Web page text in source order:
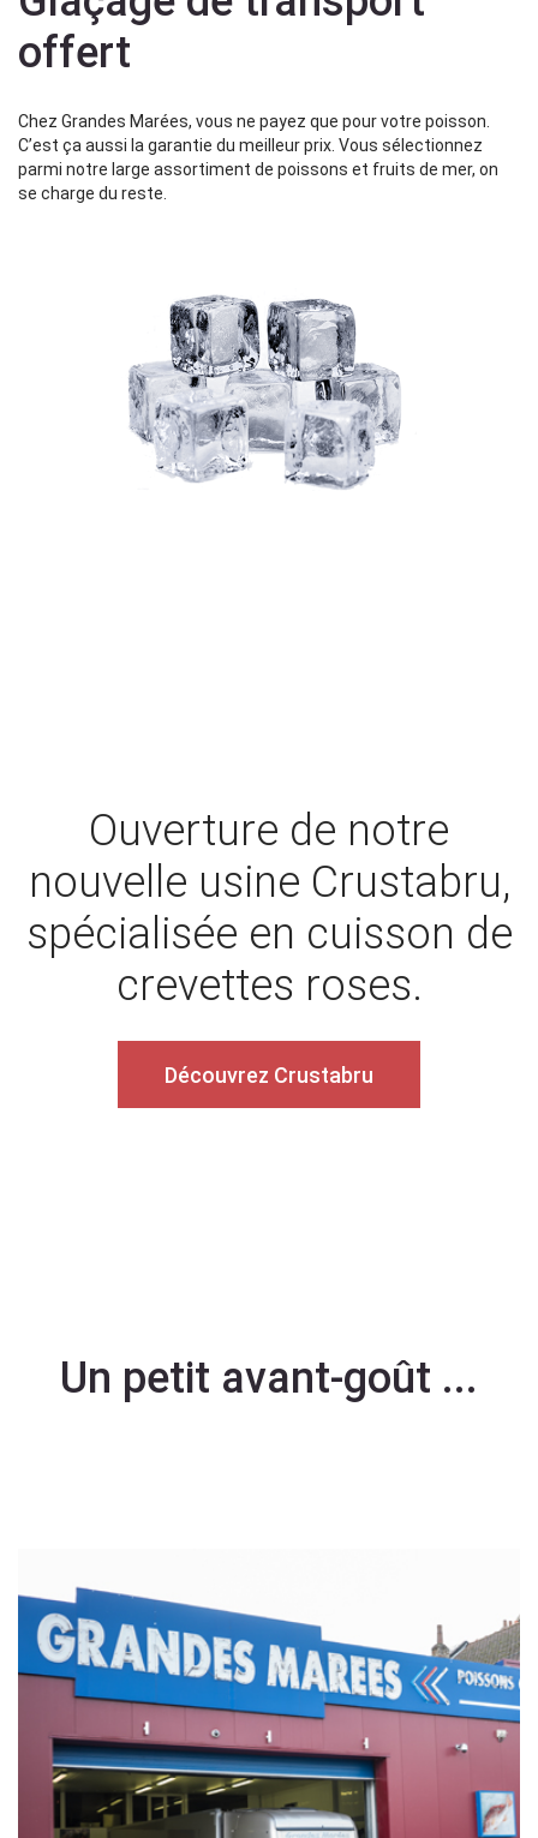
offert
Chez Grandes Marées, vous ne payez que pour votre poisson.
C’est ça aussi la garantie du meilleur prix. Vous sélectionnez
parmi notre large assortiment de poissons et fruits de mer, on
se charge du reste.
Ouverture de notre
nouvelle usine Crustabru,
spécialisée en cuisson de
crevettes roses.
Découvrez Crustabru
Un petit avant-goût ...